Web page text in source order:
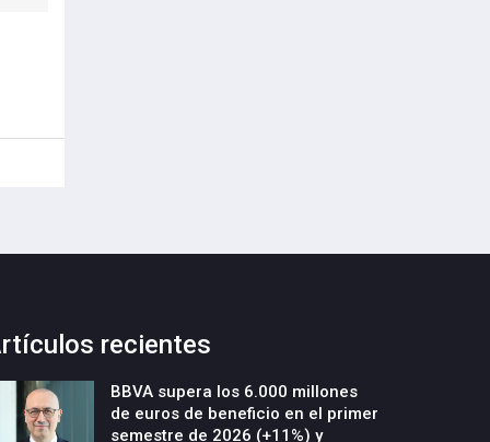
recientes
BBVA supera los 6.000 millones
de euros de beneficio en el primer
semestre de 2026 (+11%) y